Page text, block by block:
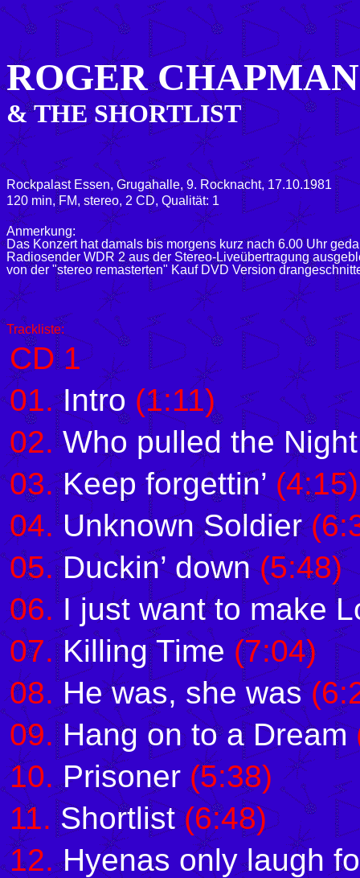
ROGER CHAPMAN
& THE SHORTLIST
Rockpalast Essen, Grugahalle, 9. Rocknacht, 17.10.1981
120 min, FM, stereo, 2 CD, Qualität: 1
Anmerkung:
Das Konzert hat damals bis morgens kurz nach 6.00 Uhr
Radiosender WDR 2 aus der Stereo-Liveübertragung
von der "stereo remasterten" Kauf DVD Version
Trackliste:
CD 1
01.Intro (1:11)
02.Who pulled the
03.Keep forgettin’ (4:15)
04.Unknown Soldier
05.Duckin’ down(5:48)
06.I just want to make
07.Killing Time (7:04)
08.He was, she was
09.Hang on to a Dream
10.Prisoner (5:38)
11.Shortlist(6:48)
12.Hyenas only laugh